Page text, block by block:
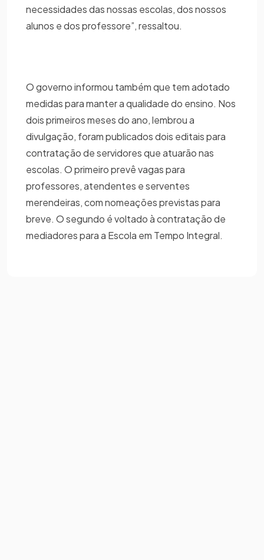
necessidades das nossas escolas, dos nossos
alunos e dos professore”, ressaltou.
O governo informou também que tem adotado
medidas para manter a qualidade do ensino. Nos
dois primeiros meses do ano, lembrou a
divulgação, foram publicados dois editais para
contratação de servidores que atuarão nas
escolas. O primeiro prevê vagas para
professores, atendentes e serventes
merendeiras, com nomeações previstas para
breve. O segundo é voltado à contratação de
mediadores para a Escola em Tempo Integral.